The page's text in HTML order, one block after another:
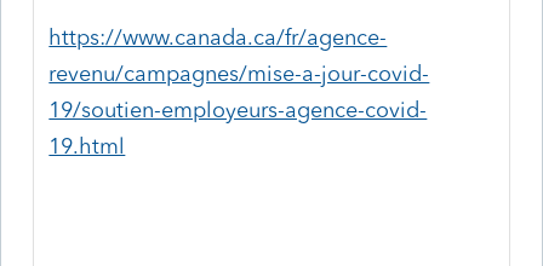
https://www.canada.ca/fr/agence-
revenu/campagnes/mise-a-jour-covid-
19/soutien-employeurs-agence-covid-
19.html